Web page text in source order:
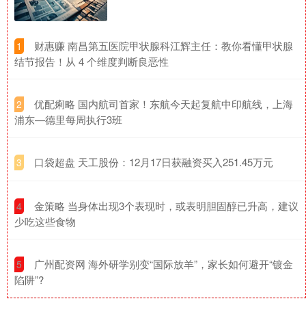
1
​财惠赚 南昌第五医院甲状腺科江辉主任：教你看懂甲状腺
结节报告！从 4 个维度判断良恶性
2
​优配痢略 国内航司首家！东航今天起复航中印航线，上海
浦东—德里每周执行3班
3 ​口袋超盘 天工股份：12月17日获融资买入251.45万元
4
​金策略 当身体出现3个表现时，或表明胆固醇已升高，建议
少吃这些食物
5
​广州配资网 海外研学别变“国际放羊”，家长如何避开“镀金
陷阱”?